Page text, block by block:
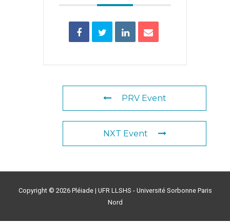
PRV Event
NXT Event
Copyright © 2026 Pléiade| UFR LLSHS - Université Sorbonne Paris
Nord